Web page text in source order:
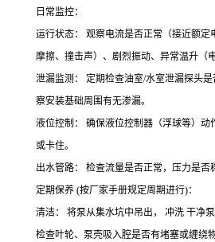
日常监控：
运行状态： 观察电流是否正常（接近额定
摩擦、撞击声）、剧烈振动、异常温升（
泄漏监测： 定期检查油室/水室泄漏探头
察安装基础周围有无渗漏。
液位控制： 确保液位控制器（浮球等）动
或卡住。
出水管路： 检查流量是否正常，压力是否
定期保养 (按厂家手册规定周期进行)：
清洁： 将泵从集水坑中吊出， 冲洗 干净
检查叶轮、泵壳吸入腔是否有堵塞或缠绕物